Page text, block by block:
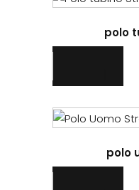
polo
polo